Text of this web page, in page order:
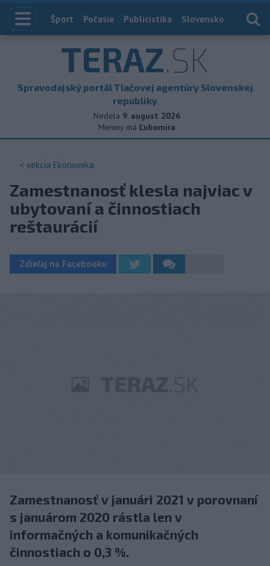
Index
Šport Počasie Publicistika Slovensko
TERAZ.SK
Spravodajský portál Tlačovej agentúry Slovenskej
republiky
Nedela 9. august 2026
Meniny má Ľubomíra
< sekcia Ekonomika
Zamestnanosť klesla najviac v
ubytovaní a činnostiach
reštaurácií
Zdieľaj na Facebooku
Zamestnanosť v januári 2021 v porovnaní
s januárom 2020 rástla len v
informačných a komunikačných
činnostiach o 0,3 %.